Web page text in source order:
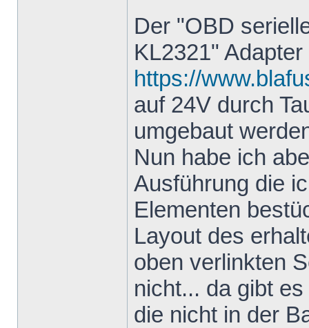
Der "OBD
KL2321"
https://
auf 24V durch
umgebaut
Nun habe ich
Ausführung die
Elementen
Layout des
oben verlinkten
nicht... da gibt
die nicht in der